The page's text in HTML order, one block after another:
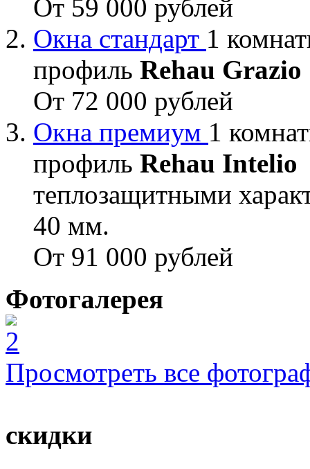
От 59 000 рублей
Окна стандарт 1
профиль Rehau Grazio
От 72 000 рублей
Окна премиум 1
профиль Rehau Intelio
теплозащитными
40 мм.
От 91 000 рублей
Фотогалерея
Просмотреть все
скидки